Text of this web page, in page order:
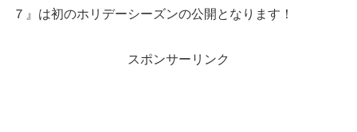
７』は初のホリデーシーズンの公開となります！
スポンサーリンク